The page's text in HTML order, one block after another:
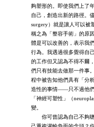
夠塑形的。即使我們上了
自己，創造出新的路徑。
surgery）就是讓人可以被
稱之為「整容手術」的原
體是可以改善的，表示我
行為。我遇過很多覺得自
的工作但又認為不得不爾
們只有技能去做那一件事
程中被告知他們具有「分
造性的事情——只不過他
「神經可塑性」（
變。
你可曾認為自己不夠聰